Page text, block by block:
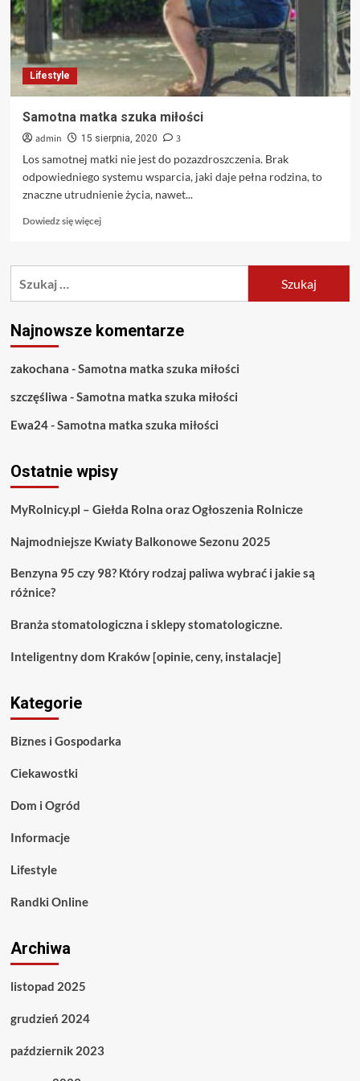
Lifestyle
Samotna matka szuka miłości
admin 15 sierpnia, 2020
3
Los samotnej matki nie jest do pozazdroszczenia. Brak
odpowiedniego systemu wsparcia, jaki daje pełna rodzina, to
znaczne utrudnienie życia, nawet...
Dowiedz się więcejDowiedz
o
miłości
Najnowsze komentarze
zakochana -Samotna matka szuka miłości
szczęśliwa -Samotna matka szuka miłości
Ewa24-Samotna matka szuka miłości
Ostatnie wpisy
MyRolnicy.pl – Giełda Rolna oraz Ogłoszenia Rolnicze
Najmodniejsze Kwiaty Balkonowe Sezonu 2025
Benzyna 95 czy 98? Który rodzaj paliwa wybrać i jakie są
różnice?
Branża stomatologiczna i sklepy stomatologiczne.
Inteligentny dom Kraków [opinie, ceny, instalacje]
Kategorie
Biznes i Gospodarka
Ciekawostki
Dom i Ogród
Informacje
Lifestyle
Randki Online
Archiwa
listopad 2025
grudzień 2024
październik 2023